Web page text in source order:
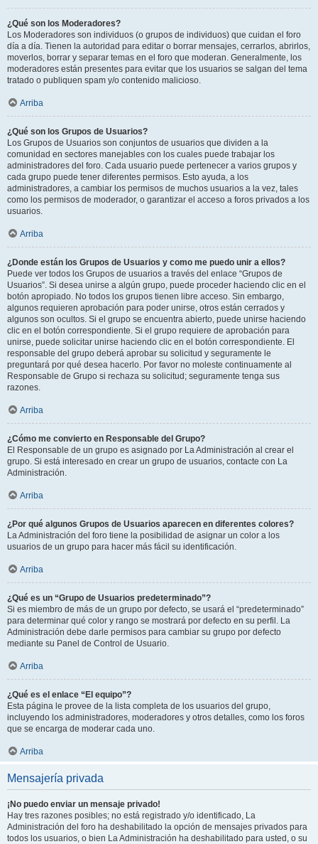
¿Qué son los Moderadores?
Los Moderadores son individuos (o grupos de individuos) que cuidan el foro
día a día. Tienen la autoridad para editar o borrar mensajes, cerrarlos, abrirlos,
moverlos, borrar y separar temas en el foro que moderan. Generalmente, los
moderadores están presentes para evitar que los usuarios se salgan del tema
tratado o publiquen spam y/o contenido malicioso.
Arriba
¿Qué son los Grupos de Usuarios?
Los Grupos de Usuarios son conjuntos de usuarios que dividen a la
comunidad en sectores manejables con los cuales puede trabajar los
administradores del foro. Cada usuario puede pertenecer a varios grupos y
cada grupo puede tener diferentes permisos. Esto ayuda, a los
administradores, a cambiar los permisos de muchos usuarios a la vez, tales
como los permisos de moderador, o garantizar el acceso a foros privados a los
usuarios.
Arriba
¿Donde están los Grupos de Usuarios y como me puedo unir a ellos?
Puede ver todos los Grupos de usuarios a través del enlace “Grupos de
Usuarios”. Si desea unirse a algún grupo, puede proceder haciendo clic en el
botón apropiado. No todos los grupos tienen libre acceso. Sin embargo,
algunos requieren aprobación para poder unirse, otros están cerrados y
algunos son ocultos. Si el grupo se encuentra abierto, puede unirse haciendo
clic en el botón correspondiente. Si el grupo requiere de aprobación para
unirse, puede solicitar unirse haciendo clic en el botón correspondiente. El
responsable del grupo deberá aprobar su solicitud y seguramente le
preguntará por qué desea hacerlo. Por favor no moleste continuamente al
Responsable de Grupo si rechaza su solicitud; seguramente tenga sus
razones.
Arriba
¿Cómo me convierto en Responsable del Grupo?
El Responsable de un grupo es asignado por La Administración al crear el
grupo. Si está interesado en crear un grupo de usuarios, contacte con La
Administración.
Arriba
¿Por qué algunos Grupos de Usuarios aparecen en diferentes colores?
La Administración del foro tiene la posibilidad de asignar un color a los
usuarios de un grupo para hacer más fácil su identificación.
Arriba
¿Qué es un “Grupo de Usuarios predeterminado”?
Si es miembro de más de un grupo por defecto, se usará el “predeterminado”
para determinar qué color y rango se mostrará por defecto en su perfil. La
Administración debe darle permisos para cambiar su grupo por defecto
mediante su Panel de Control de Usuario.
Arriba
¿Qué es el enlace “El equipo”?
Esta página le provee de la lista completa de los usuarios del grupo,
incluyendo los administradores, moderadores y otros detalles, como los foros
que se encarga de moderar cada uno.
Arriba
Mensajería privada
¡No puedo enviar un mensaje privado!
Hay tres razones posibles; no está registrado y/o identificado, La
Administración del foro ha deshabilitado la opción de mensajes privados para
todos los usuarios, o bien La Administración ha deshabilitado para usted, o su